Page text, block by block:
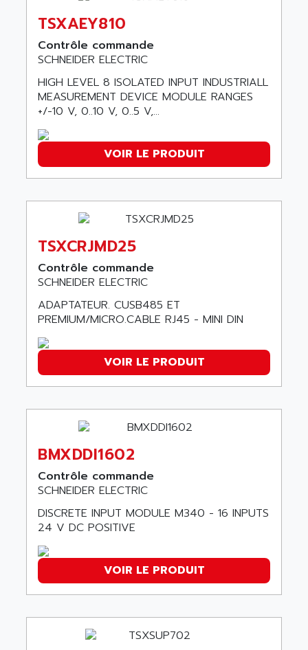
PSS
DIGIFAS
MICROCOR
DIXIT
S3C
MV1000
ALPHA SVM
FRENIC
PUSH BUTTON PANEL
MENTOR II
EEA
CD1-K
SIMATIC MONITOR PANEL
LCD
SBS
ABS
PS316
RPX
PB 300 / PB 600
5000
SCALANCE
ALPES DEIS
ALPES TECNOLOGIE
ALPHA
ALPHA GETRIEBEBAU
ALPHA LAVAL
ALPHA SOLWAY
ALPHA VUOTO
ALPHA WIRE
ALPHAGEAR
ALPHEE
ALPINE
ALPS
ALPSITEC
ALR
ALRITMA M
ALRO
ALSTHOM
ALSTHOM PARVEX
ALTECH
ALTER
ALTIVAR
ALTRAC AG
ALTRONIX
ALUTRON
ALX
AMADA
TSXAEY810
Contrôle commande
SCHNEIDER ELECTRIC
HIGH LEVEL 8 ISOLATED INPUT INDUSTRIALL
MEASUREMENT DEVICE MODULE RANGES
+/-10 V, 0..10 V, 0..5 V,...
VOIR LE PRODUIT
TSXCRJMD25
Contrôle commande
SCHNEIDER ELECTRIC
ADAPTATEUR. CUSB485 ET
PREMIUM/MICRO.CABLE RJ45 - MINI DIN
VOIR LE PRODUIT
BMXDDI1602
Contrôle commande
SCHNEIDER ELECTRIC
DISCRETE INPUT MODULE M340 - 16 INPUTS
24 V DC POSITIVE
VOIR LE PRODUIT